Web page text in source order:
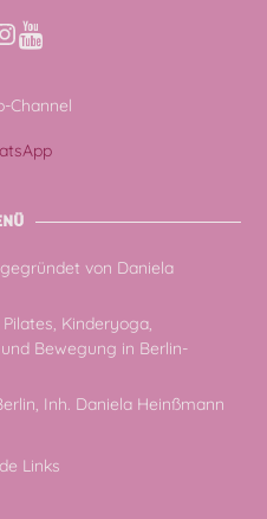
Channel
von Daniela
Kinderyoga,
Bewegung in Berlin-
Inh. Daniela Heinßmann
Links